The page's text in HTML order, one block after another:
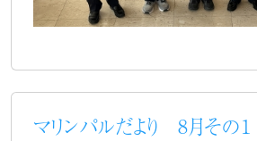
マリンパルだより 8月その１